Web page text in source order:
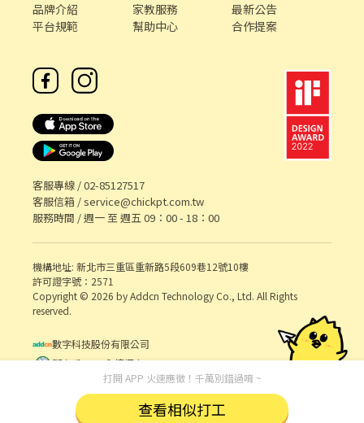
品牌介紹 家教服務
最新公告
平台規範
幫助中心 合作提案
客服專線 /02-85127517
客服信箱 /service@chickpt.com.tw
服務時間 / 週一 至 週五 09：00 - 18：00
機構地址: 新北市三重區重新路5段609巷12號10樓
許可證字號：2571
Copyright © 2026 by Addcn Technology Co., Ltd. All Rights
reserved.
數字科技股份有限公司
鄧白氏 ESG 永續標章
打開 APP 火速應徵！千萬別錯過唷 ~
查看相似打工